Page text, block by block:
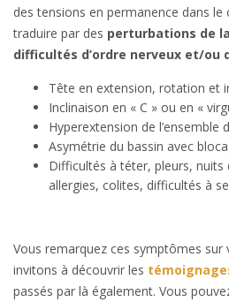
des tensions en permanence dans le
traduire par des perturbations de
difficultés d’ordre nerveux et/ou
Tête en extension, rotation et
Inclinaison en « C » ou en «
Hyperextension de l’ensemble
Asymétrie du bassin avec
Difficultés à téter, pleurs,
allergies, colites, difficultés à
Vous remarquez ces symptômes
invitons à découvrir les
passés par là également. Vous